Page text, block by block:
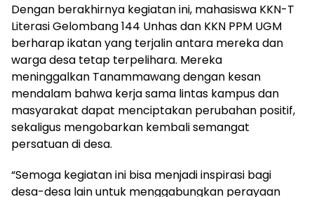
Dengan berakhirnya kegiatan ini, mahasiswa KKN-T
Literasi Gelombang 144 Unhas dan KKN PPM UGM
berharap ikatan yang terjalin antara mereka dan
warga desa tetap terpelihara. Mereka
meninggalkan Tanammawang dengan kesan
mendalam bahwa kerja sama lintas kampus dan
masyarakat dapat menciptakan perubahan positif,
sekaligus mengobarkan kembali semangat
persatuan di desa.
“Semoga kegiatan ini bisa menjadi inspirasi bagi
desa-desa lain untuk menggabungkan perayaan